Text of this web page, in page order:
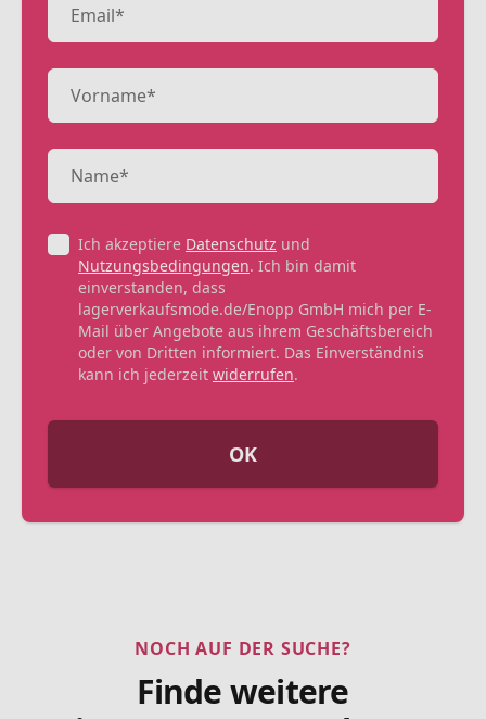
Ich akzeptiere Datenschutz und
Nutzungsbedingungen. Ich bin damit
einverstanden, dass
lagerverkaufsmode.de/Enopp GmbH mich per E-
Mail über Angebote aus ihrem Geschäftsbereich
oder von Dritten informiert. Das Einverständnis
kann ich jederzeit widerrufen.
OK
NOCH AUF DER SUCHE?
Finde weitere